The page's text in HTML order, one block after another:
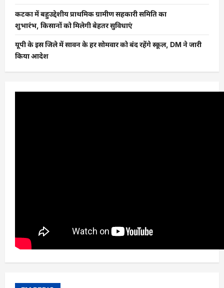
कटका में बहुउद्देशीय प्राथमिक ग्रामीण सहकारी समिति का
शुभारंभ, किसानों को मिलेगी बेहतर सुविधाएं
यूपी के इस जिले में सावन के हर सोमवार को बंद रहेंगे स्कूल, DM ने जारी
किया आदेश